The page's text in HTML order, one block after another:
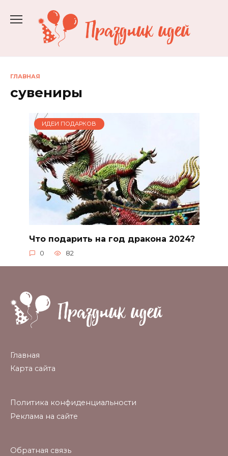
содержанию
ГЛАВНАЯ
сувениры
ИДЕИ ПОДАРКОВ
Что подарить на год дракона 2024?
0 82
Главная
Карта сайта
Политика конфиденциальности
Реклама на сайте
Обратная связь